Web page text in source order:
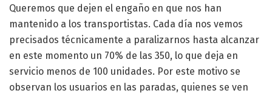
Queremos que dejen el engaño en que nos han
mantenido a los transportistas. Cada día nos vemos
precisados técnicamente a paralizarnos hasta alcanzar
en este momento un 70% de las 350, lo que deja en
servicio menos de 100 unidades. Por este motivo se
observan los usuarios en las paradas, quienes se ven